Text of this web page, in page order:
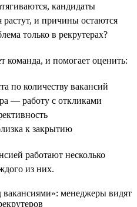
кандидаты
растут, и причины остаются
только в рекрутерах?
команда, и помогает оценить:
по количеству вакансий
— работу с откликами
к закрытию
работают несколько
из них.